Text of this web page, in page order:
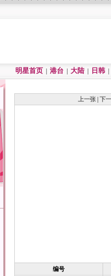
明星首页 港台 大陆 日韩
上一张 下
编号